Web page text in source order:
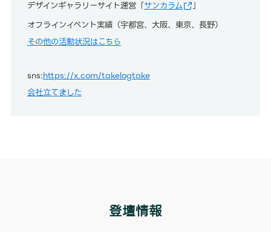
デザインギャラリーサイト運営「サンカラム
」
オフラインイベント実績（宇都宮、大阪、東京、長野）
その他の活動状況はこちら
sns:https://x.com/takelogtake
会社立てました
登壇情報